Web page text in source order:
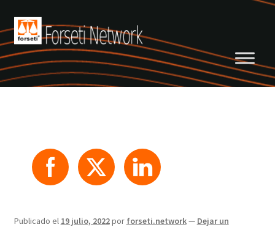
Saltar
a
navegación
Ir
al
contenido
Publicado el 19 julio, 2022por forseti.network— Dejar un